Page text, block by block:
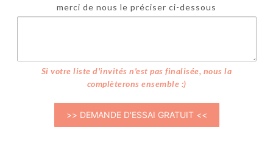
merci de nous le préciser ci-dessous
Si votre liste d'invités n'est pas finalisée, nous la
complèterons ensemble :)